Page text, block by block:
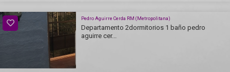
Pedro Aguirre Cerda RM (Metropolitana)
Departamento 2dormitorios 1 baño pedro
aguirre cer...